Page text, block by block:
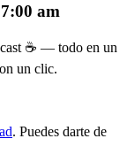
am
☕ — todo en un
un clic.
. Puedes darte de